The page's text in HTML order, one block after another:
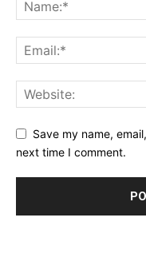
Save my name,
next time I comment.